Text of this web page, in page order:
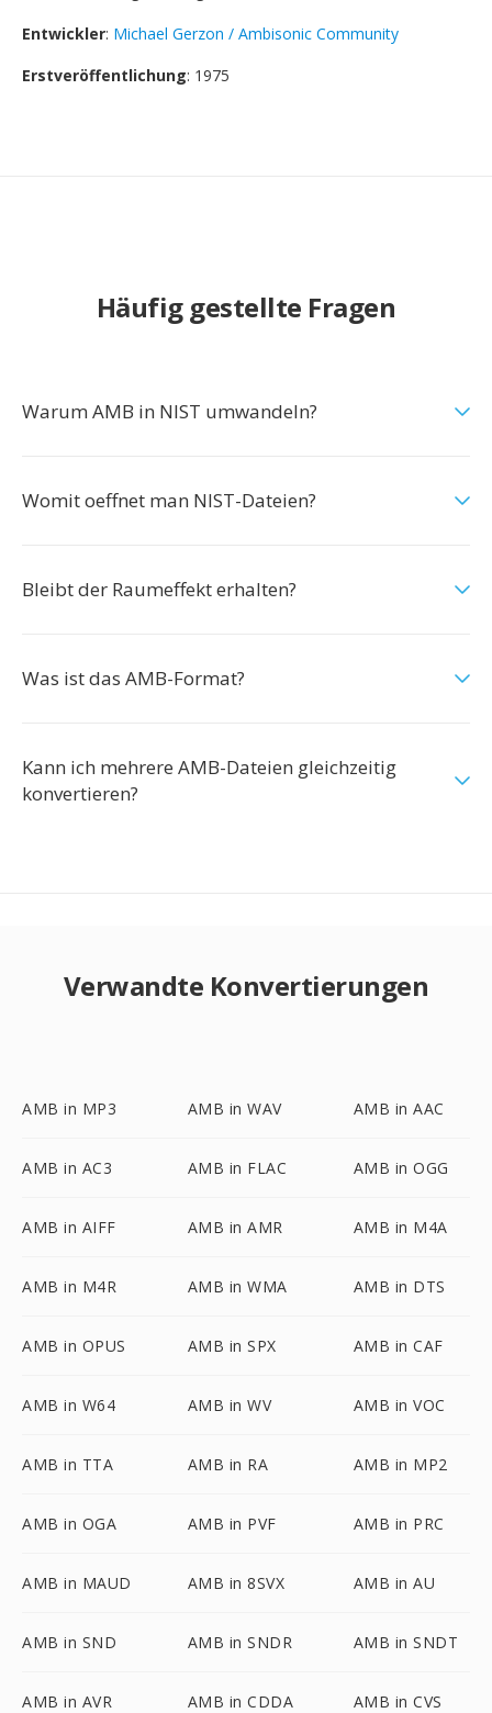
Entwickler: Michael Gerzon / Ambisonic Community
Erstveröffentlichung: 1975
Häufig gestellte Fragen
Warum AMB in NIST umwandeln?
Womit oeffnet man NIST-Dateien?
Bleibt der Raumeffekt erhalten?
Was ist das AMB-Format?
Kann ich mehrere AMB-Dateien gleichzeitig
konvertieren?
Verwandte Konvertierungen
AMB in MP3 AMB in WAV AMB in AAC
AMB in AC3 AMB in FLAC AMB in OGG
AMB in AIFF AMB in AMR AMB in M4A
AMB in M4R AMB in WMA AMB in DTS
AMB in OPUS AMB in SPX AMB in CAF
AMB in W64 AMB in WV AMB in VOC
AMB in TTA AMB in RA AMB in MP2
AMB in OGA AMB in PVF AMB in PRC
AMB in MAUD AMB in 8SVX AMB in AU
AMB in SND AMB in SNDR AMB in SNDT
AMB in AVR AMB in CDDA AMB in CVS